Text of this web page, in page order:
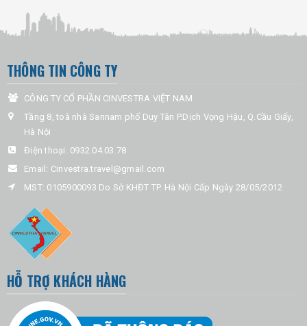
THÔNG TIN CÔNG TY
CÔNG TY CỔ PHẦN CINVESTRA VIỆT NAM
Tầng 8, toà nhà Sannam phố Duy Tân P.Dịch Vọng Hậu, Q.Cầu Giấy,
Hà Nội
Điện thoại: 0932.04.03.78
Email: Cinvestra.travel@gmail.com
MST: 0105900093 Do Sở KHĐT TP. Hà Nội Cấp Ngày 28/05/2012
HỖ TRỢ KHÁCH HÀNG